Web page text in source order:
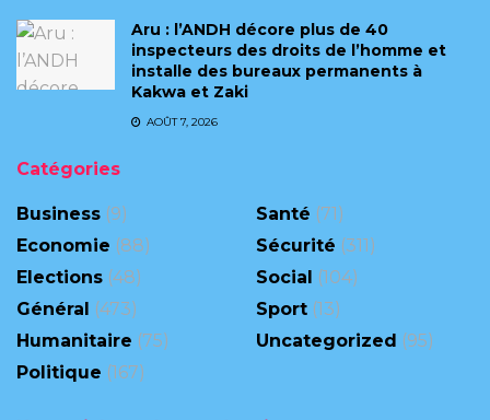
Aru : l’ANDH décore plus de 40
inspecteurs des droits de l’homme et
installe des bureaux permanents à
Kakwa et Zaki
AOÛT 7, 2026
Catégories
Business (9)
Economie (88)
Elections (48)
Général (473)
Humanitaire (75)
Politique (167)
Santé (71)
Sécurité (311)
Social (104)
Sport (13)
Uncategorized (95)